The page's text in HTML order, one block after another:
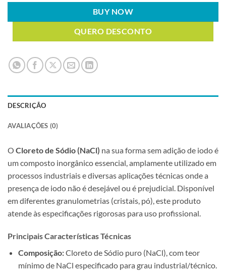
BUY NOW
QUERO DESCONTO
DESCRIÇÃO
AVALIAÇÕES (0)
O Cloreto de Sódio (NaCl) na sua forma sem adição de iodo é
um composto inorgânico essencial, amplamente utilizado em
processos industriais e diversas aplicações técnicas onde a
presença de iodo não é desejável ou é prejudicial. Disponível
em diferentes granulometrias (cristais, pó), este produto
atende às especificações rigorosas para uso profissional.
Principais Características Técnicas
Composição:Cloreto de Sódio puro (NaCl), com teor
mínimo de NaCl especificado para grau industrial/técnico.